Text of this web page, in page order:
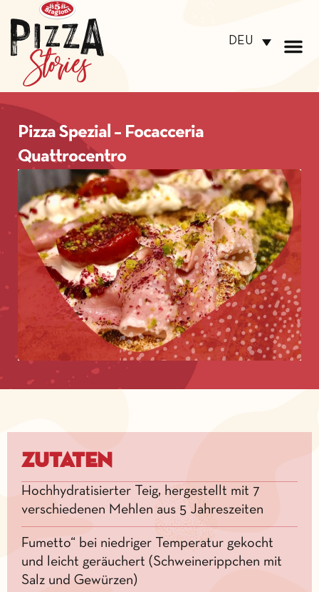
DEU
Pizza Spezial – Focacceria
Quattrocentro
Zutaten
Hochhydratisierter Teig, hergestellt mit 7
verschiedenen Mehlen aus 5 Jahreszeiten
Fumetto“ bei niedriger Temperatur gekocht
und leicht geräuchert (Schweinerippchen mit
Salz und Gewürzen)